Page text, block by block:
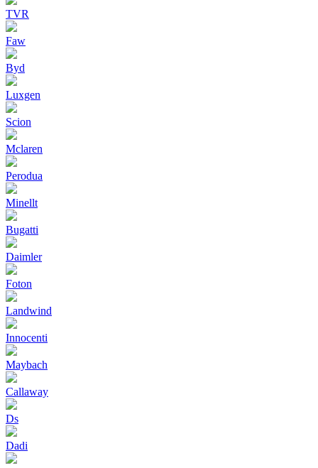
TVR
Faw
Byd
Luxgen
Scion
Mclaren
Perodua
Minellt
Bugatti
Daimler
Foton
Landwind
Innocenti
Maybach
Callaway
Ds
Dadi